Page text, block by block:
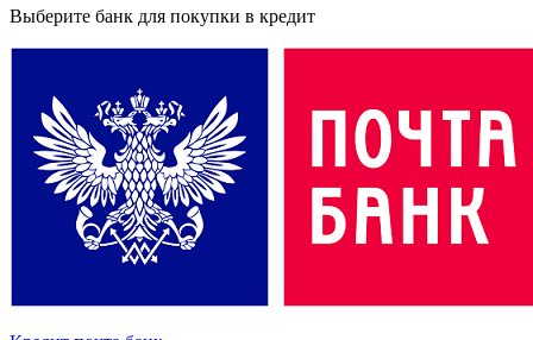
Выберите банк для покупки в кредит